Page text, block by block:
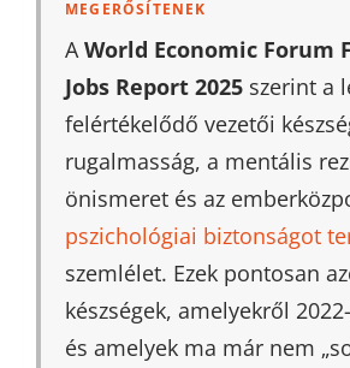
MEGERŐSÍTENEK
AWorld Economic Forum
Jobs Report 2025 szerint a
felértékelődő vezetői
rugalmasság, a mentális
önismeret és az
pszichológiai biztonságot
szemlélet. Ezek pontosan
készségek, amelyekről
és amelyek ma már nem